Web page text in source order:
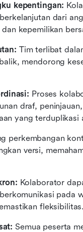
kepentingan:
dari
kepemilikan
Tim terlibat
mendorong
Proses
draf,
yang
perkembangan
versi,
Kolaborator
pada
Semua peserta